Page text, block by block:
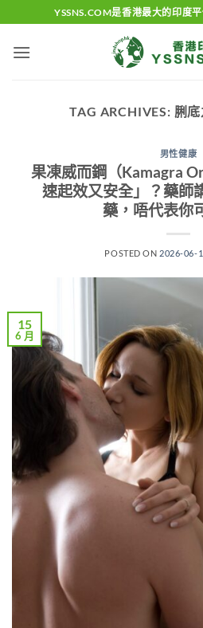
to
content
YSSNS.COM是香港最大的印度
TAG ARCHIVES: 脷
男性健康
果凍威而鋼（Kamagra
速起效又安全」？藥師
藥，唔代表你
POSTED ON 2026-06-
15
6 月